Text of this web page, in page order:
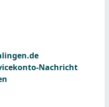
Nachricht